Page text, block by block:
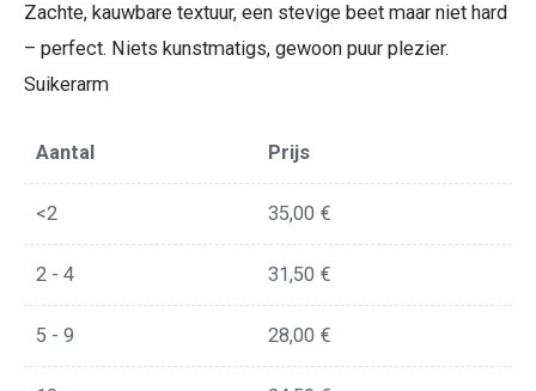
Zachte, kauwbare textuur, een stevige beet maar niet hard
– perfect. Niets kunstmatigs, gewoon puur plezier.
Suikerarm
Aantal Prijs
<2 35,00 €
2 - 4 31,50 €
5 - 9 28,00 €